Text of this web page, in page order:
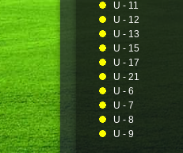
U - 11
U - 12
U - 13
U - 15
U - 17
U - 21
U - 6
U - 7
U - 8
U - 9